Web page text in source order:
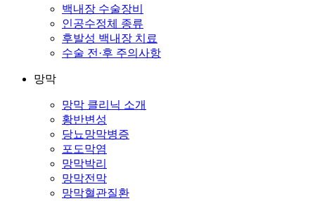
백내장 수술장비
인공수정체 종류
후발성 백내장 치료
수술 전·후 주의사항
망막
망막 클리닉 소개
황반변성
당뇨망막병증
포도막염
망막박리
망막전막
망막혈관질환